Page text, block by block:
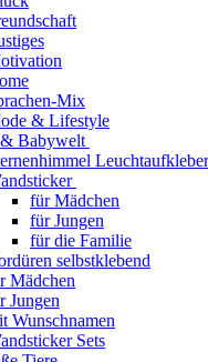
Mix
& Lifestyle
Babywelt
Leuchtaufkleber
für Mädchen
für Jungen
für die Familie
selbstklebend
Mädchen
Jungen
Wunschnamen
Sets